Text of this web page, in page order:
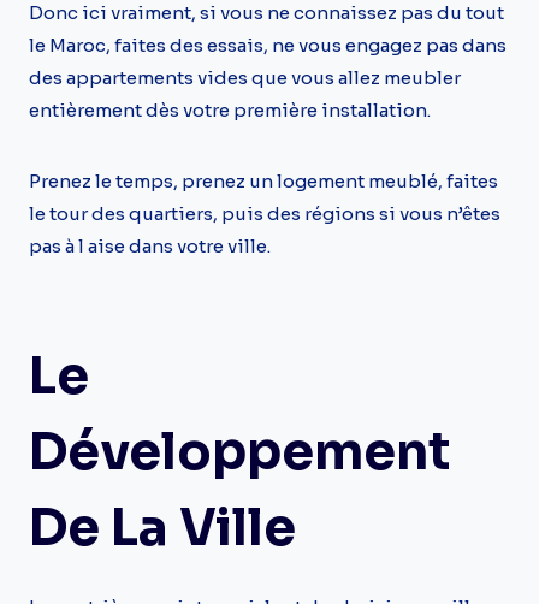
Donc ici vraiment, si vous ne connaissez pas du tout
le Maroc, faites des essais, ne vous engagez pas dans
des appartements vides que vous allez meubler
entièrement dès votre première installation.
Prenez le temps, prenez un logement meublé, faites
le tour des quartiers, puis des régions si vous n’êtes
pas à l aise dans votre ville.
Le
Développement
De La Ville